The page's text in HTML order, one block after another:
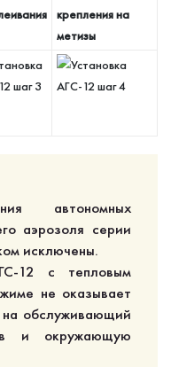
крепления на
метизы
автономных
аэрозоля серии
исключены.
12 с тепловым
не оказывает
на обслуживающий
и окружающую